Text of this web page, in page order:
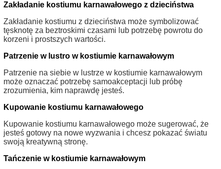
Zakładanie kostiumu karnawałowego z dzieciństwa
Zakładanie kostiumu z dzieciństwa może symbolizować
tęsknotę za beztroskimi czasami lub potrzebę powrotu do
korzeni i prostszych wartości.
Patrzenie w lustro w kostiumie karnawałowym
Patrzenie na siebie w lustrze w kostiumie karnawałowym
może oznaczać potrzebę samoakceptacji lub próbę
zrozumienia, kim naprawdę jesteś.
Kupowanie kostiumu karnawałowego
Kupowanie kostiumu karnawałowego może sugerować, że
jesteś gotowy na nowe wyzwania i chcesz pokazać światu
swoją kreatywną stronę.
Tańczenie w kostiumie karnawałowym